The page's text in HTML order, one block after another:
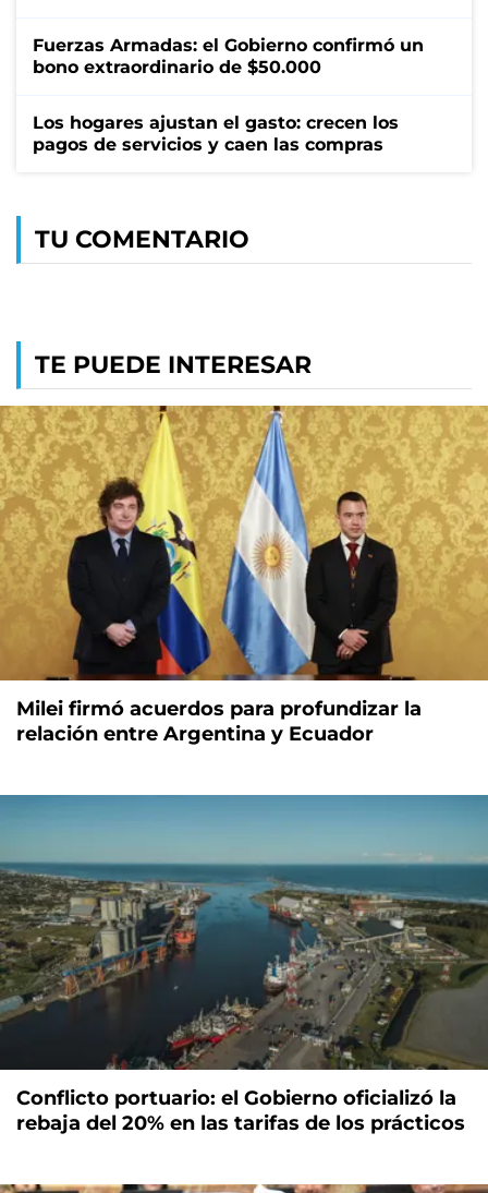
Fuerzas Armadas: el Gobierno confirmó un
bono extraordinario de $50.000
Los hogares ajustan el gasto: crecen los
pagos de servicios y caen las compras
TU COMENTARIO
TE PUEDE INTERESAR
Milei firmó acuerdos para profundizar la
relación entre Argentina y Ecuador
Conflicto portuario: el Gobierno oficializó la
rebaja del 20% en las tarifas de los prácticos